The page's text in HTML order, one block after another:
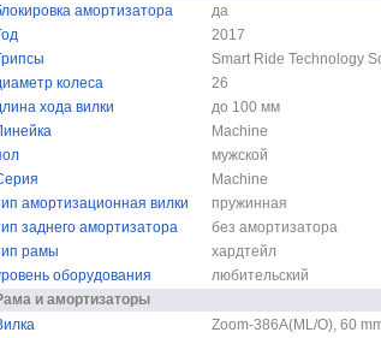
амортизатора
да
2017
Smart Ride Technology
колеса
26
хода вилки
до 100 мм
Machine
мужской
Machine
амортизационная вилки
пружинная
заднего амортизатора
без амортизатора
рамы
хардтейл
оборудования
любительский
и амортизаторы
Zoom-386A(ML/O), 60